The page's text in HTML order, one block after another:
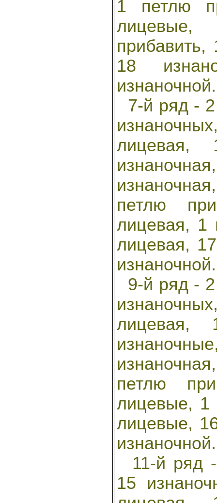
1 петлю
18
изнаночной.
7-й ряд - 2
петлю
лицевая, 1
лицевая,
изнаночной.
9-й ряд - 2
петлю
лицевые, 1
лицевые,
изнаночной.
11-й ряд -
15